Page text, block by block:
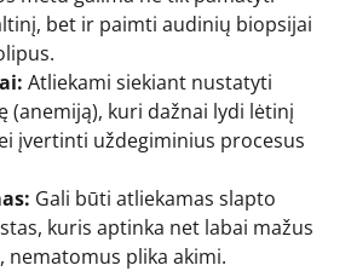
bet ir paimti audinių biopsijai
Atliekami siekiant nustatyti
(anemiją), kuri dažnai lydi lėtinį
įvertinti uždegiminius procesus
Gali būti atliekamas slapto
kuris aptinka net labai mažus
nematomus plika akimi.